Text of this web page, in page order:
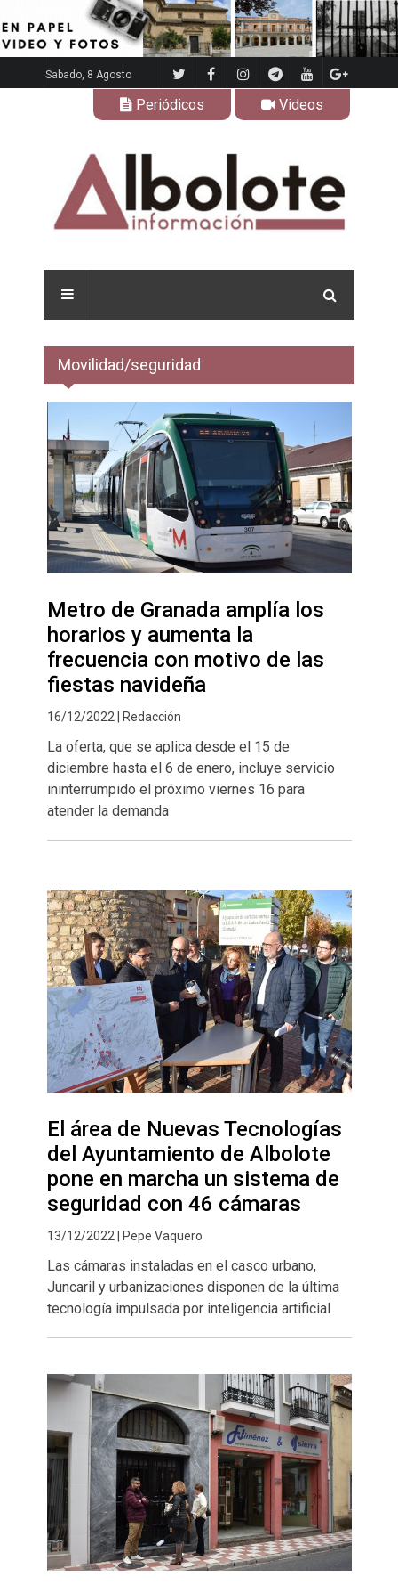
Sabado, 8 Agosto
Periódicos Videos
Movilidad/seguridad
Metro de Granada amplía los
horarios y aumenta la
frecuencia con motivo de las
fiestas navideña
16/12/2022 | Redacción
La oferta, que se aplica desde el 15 de
diciembre hasta el 6 de enero, incluye servicio
ininterrumpido el próximo viernes 16 para
atender la demanda
El área de Nuevas Tecnologías
del Ayuntamiento de Albolote
pone en marcha un sistema de
seguridad con 46 cámaras
13/12/2022 | Pepe Vaquero
Las cámaras instaladas en el casco urbano,
Juncaril y urbanizaciones disponen de la última
tecnología impulsada por inteligencia artificial